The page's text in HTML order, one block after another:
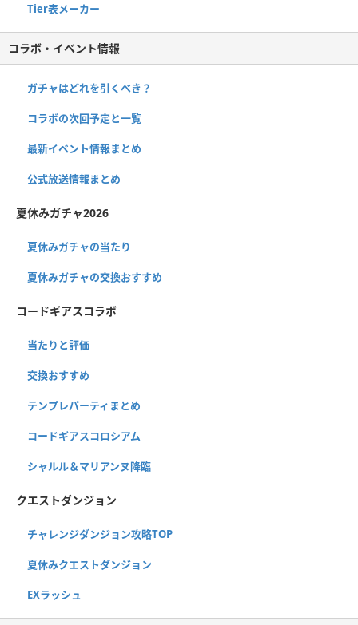
Tier表メーカー
コラボ・イベント情報
ガチャはどれを引くべき？
コラボの次回予定と一覧
最新イベント情報まとめ
公式放送情報まとめ
夏休みガチャ2026
夏休みガチャの当たり
夏休みガチャの交換おすすめ
コードギアスコラボ
当たりと評価
交換おすすめ
テンプレパーティまとめ
コードギアスコロシアム
シャルル＆マリアンヌ降臨
クエストダンジョン
チャレンジダンジョン攻略TOP
夏休みクエストダンジョン
EXラッシュ